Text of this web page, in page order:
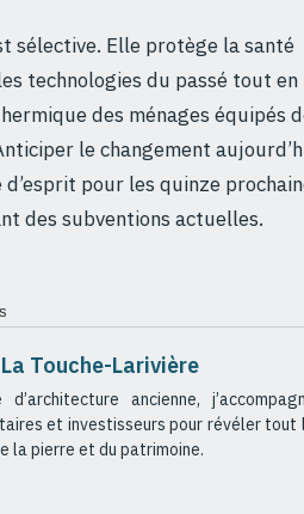
sélective. Elle protège la santé
technologies du passé tout en
des ménages équipés
le changement
pour les quinze
des subventions actuelles.
Touche-Larivière
d’architecture ancienne,
et investisseurs pour révéler tout
la pierre et du patrimoine.